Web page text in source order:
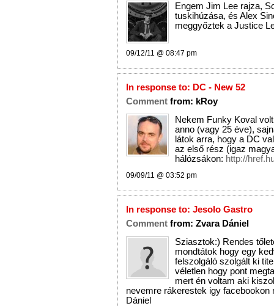
Engem Jim Lee rajza,
tuskihúzása, és Alex
meggyőztek a Justice
09/12/11 @ 08:47 pm
In response to: DC - New 52
Comment from: kRoy
Nekem Funky Koval
anno (vagy 25 éve),
látok arra, hogy a DC
az első rész (igaz
hálózsákon: http://
09/09/11 @ 03:52 pm
In response to:Jesolo Gastro
Comment from:Zvara Dániel
Sziasztok:) Rendes
mondtátok hogy egy
felszolgáló szolgált ki
véletlen hogy pont
mert én voltam aki
nevemre rákerestek igy facebookon
Dániel